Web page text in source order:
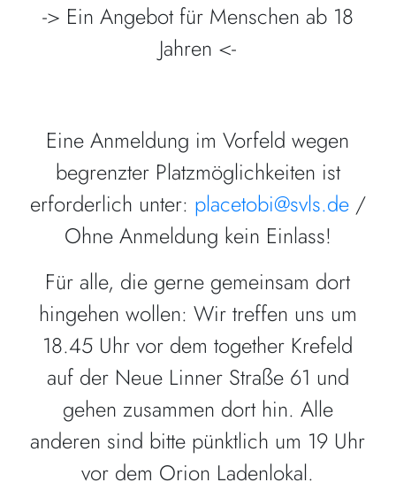
-> Ein Angebot für Menschen ab 18
Jahren <-
Eine Anmeldung im Vorfeld wegen
begrenzter Platzmöglichkeiten ist
erforderlich unter: placetobi@svls.de/
Ohne Anmeldung kein Einlass!
Für alle, die gerne gemeinsam dort
hingehen wollen: Wir treffen uns um
18.45 Uhr vor dem together Krefeld
auf der Neue Linner Straße 61 und
gehen zusammen dort hin. Alle
anderen sind bitte pünktlich um 19 Uhr
vor dem Orion Ladenlokal.